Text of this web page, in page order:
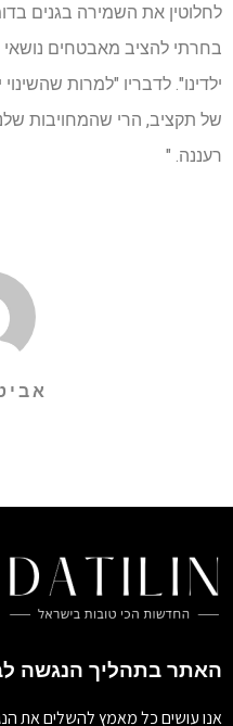
לחלוטין את השמירה בגנים
בחרתי להציב מאבטחים
ילדינו". לדבריו "למרות
של תקציב, הרי שהמחויבות
רעננה. "
האתר בתהליך הנגשה
אנו עושים כל מאמץ להשלים את